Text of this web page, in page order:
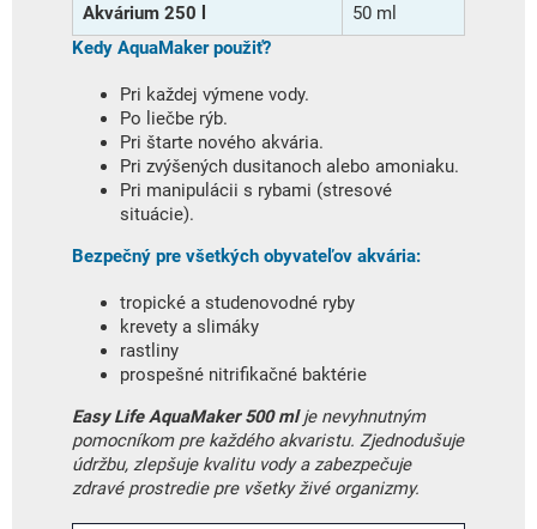
Akvárium 250 l
50 ml
Kedy AquaMaker použiť?
Pri každej výmene vody.
Po liečbe rýb.
Pri štarte nového akvária.
Pri zvýšených dusitanoch alebo amoniaku.
Pri manipulácii s rybami (stresové
situácie).
Bezpečný pre všetkých obyvateľov akvária:
tropické a studenovodné ryby
krevety a slimáky
rastliny
prospešné nitrifikačné baktérie
Easy Life AquaMaker 500 mlje nevyhnutným
pomocníkom pre každého akvaristu. Zjednodušuje
údržbu, zlepšuje kvalitu vody a zabezpečuje
zdravé prostredie pre všetky živé organizmy.